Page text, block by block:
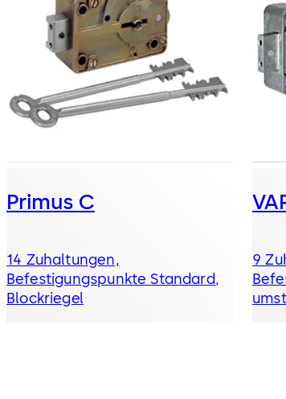
Primus C
14 Zuhaltungen,
Befestigungspunkte Standard,
Blockriegel
9